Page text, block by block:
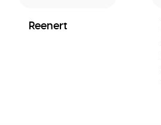
Reenert